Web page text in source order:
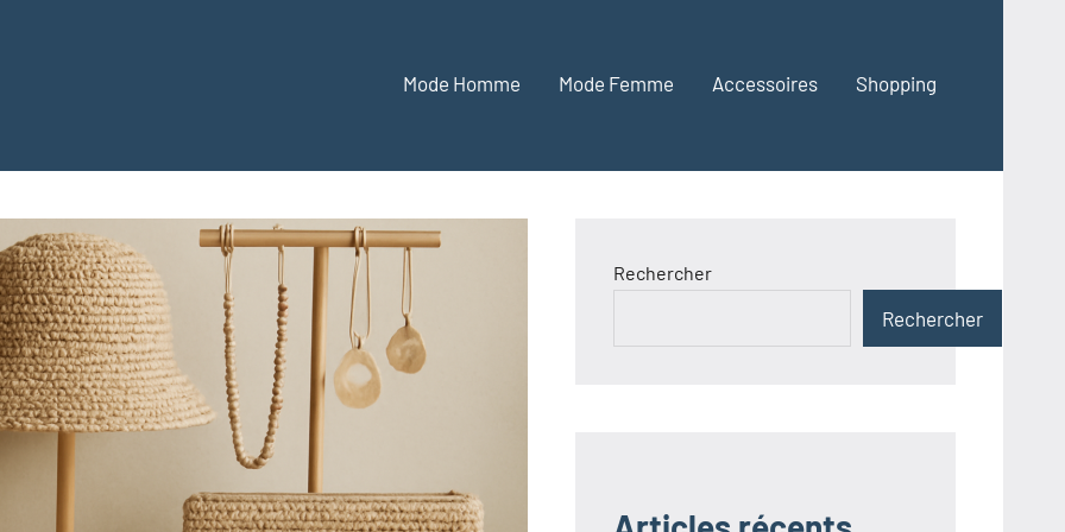
Mode Homme Mode Femme Accessoires Shopping
Rechercher
Rechercher